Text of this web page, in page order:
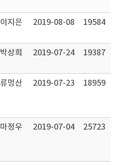
이지은 2019-08-08 19584
박상희 2019-07-24 19387
류멍산 2019-07-23 18959
마정우 2019-07-04 25723